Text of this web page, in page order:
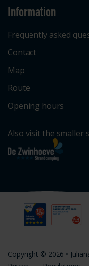
Information
Frequently asked
Contact
Map
Route
Opening hours
Also visit the smaller
Copyright © 2026 •